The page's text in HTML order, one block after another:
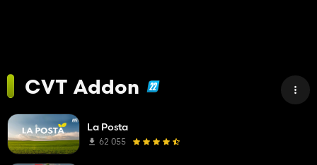
CVT Addon
La Posta
62 055